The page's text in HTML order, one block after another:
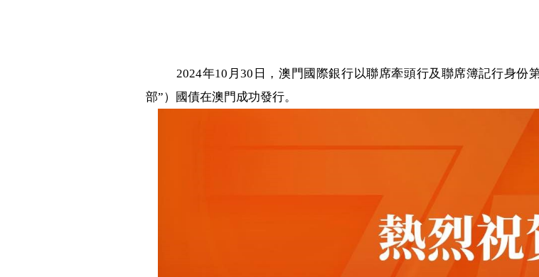
2024年10月30日，澳門國際銀行以聯席牽頭行及聯席簿記行身份
部”）國債在澳門成功發行。